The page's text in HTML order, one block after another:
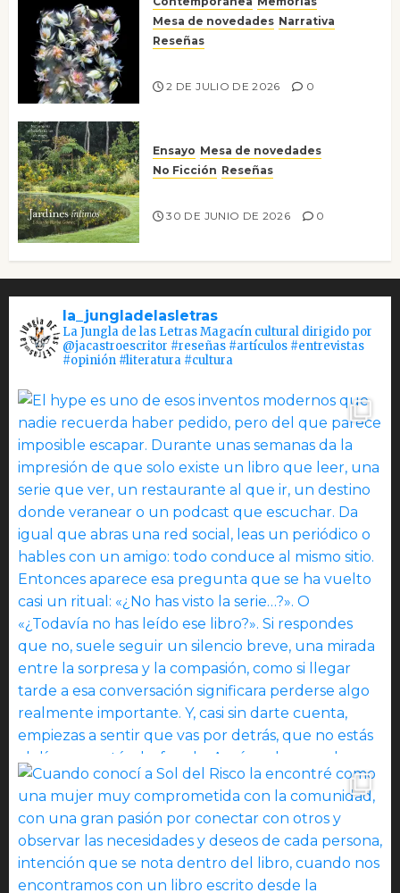
Mesa de novedades Narrativa
Reseñas
2 DE JULIO DE 2026 0
Ensayo Mesa de novedades
No Ficción Reseñas
30 DE JUNIO DE 2026 0
la_jungladelasletras
La Jungla de las Letras Magacín cultural dirigido por
@jacastroescritor #reseñas #artículos #entrevistas
#opinión #literatura #cultura